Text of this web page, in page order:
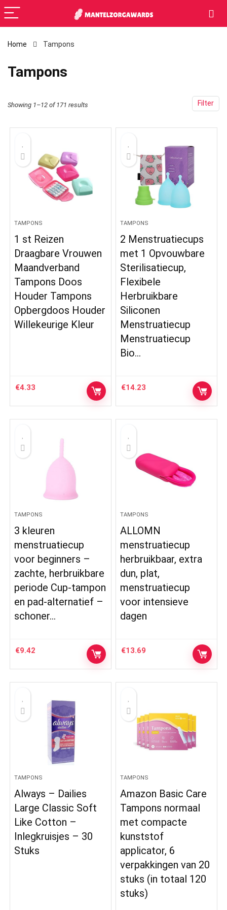
Home Tampons
Tampons
Filter
Showing 1–12 of 171 results
TAMPONS
1 st Reizen
Draagbare Vrouwen
Maandverband
Tampons Doos
Houder Tampons
Opbergdoos Houder
Willekeurige Kleur
€4.33
TAMPONS
2 Menstruatiecups
met 1 Opvouwbare
Sterilisatiecup,
Flexibele
Herbruikbare
Siliconen
Menstruatiecup
Menstruatiecup
Bio…
€14.23
TAMPONS
3 kleuren
menstruatiecup
voor beginners –
zachte, herbruikbare
periode Cup-tampon
en pad-alternatief –
schoner…
€9.42
TAMPONS
ALLOMN
menstruatiecup
herbruikbaar, extra
dun, plat,
menstruatiecup
voor intensieve
dagen
€13.69
TAMPONS
Always – Dailies
Large Classic Soft
Like Cotton –
Inlegkruisjes – 30
Stuks
TAMPONS
Amazon Basic Care
Tampons normaal
met compacte
kunststof
applicator, 6
verpakkingen van 20
stuks (in totaal 120
stuks)